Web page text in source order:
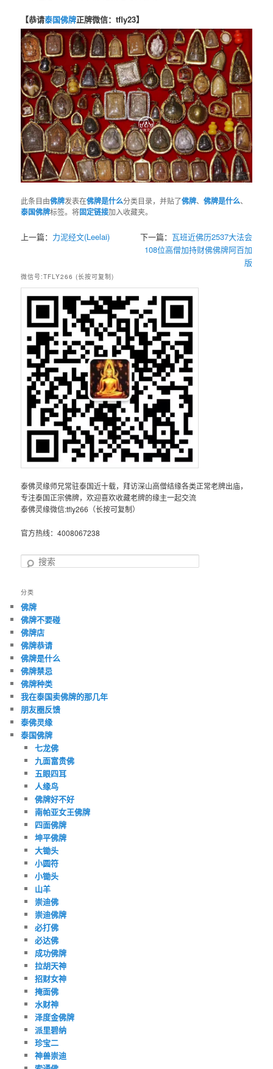
【恭请泰国佛牌正牌微信：tfly23】
此条目由佛牌发表在佛牌是什么分类目录，并贴了佛牌、佛牌是什么、
泰国佛牌标签。将固定链接加入收藏夹。
上一篇： 力泥经文(Leelai) 下一篇： 瓦班近佛历2537大法会
108位高僧加持财佛佛牌阿百加
版
微信号:TFLY266 (长按可复制)
泰佛灵缘师兄常驻泰国近十载，拜访深山高僧结缘各类正常老牌出庙，
专注泰国正宗佛牌，欢迎喜欢收藏老牌的缘主一起交流
泰佛灵缘微信:tfly266（长按可复制）
官方热线：4008067238
搜
分类
佛牌
佛牌不要碰
佛牌店
佛牌恭请
佛牌是什么
佛牌禁忌
佛牌种类
我在泰国卖佛牌的那几年
朋友圈反馈
泰佛灵缘
泰国佛牌
七龙佛
九面富贵佛
五眼四耳
人缘鸟
佛牌好不好
南帕亚女王佛牌
四面佛牌
坤平佛牌
大锄头
小圆符
小锄头
山羊
崇迪佛
崇迪佛牌
必打佛
必达佛
成功佛牌
拉胡天神
招财女神
掩面佛
水财神
泽度金佛牌
派里碧纳
珍宝二
神兽崇迪